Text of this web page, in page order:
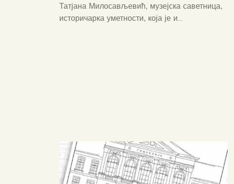
Татјана Милосављевић, музејска саветница,
историчарка уметности, која је и…